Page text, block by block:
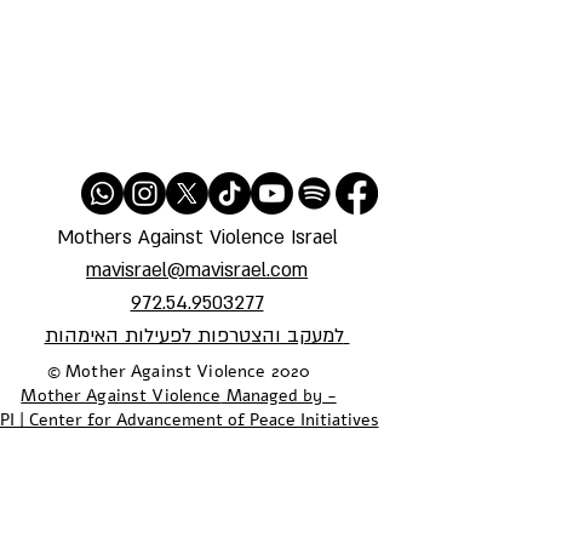
Mothers Against Violence Israel
mavisrael@mavisrael.com
972.54.9503277
למעקב והצטרפות לפעילות האימהות
​© Mother Against Violence 2020
Mother Against Violence Managed by -
| Center for Advancement of Peace Initiatives